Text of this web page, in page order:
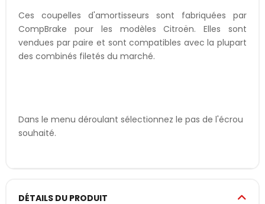
Ces coupelles d'amortisseurs sont fabriquées par
CompBrake pour les modèles Citroën. Elles sont
vendues par paire et sont compatibles avec la plupart
des combinés filetés du marché.
Dans le menu déroulant sélectionnez le pas de l'écrou
souhaité.
DÉTAILS DU PRODUIT